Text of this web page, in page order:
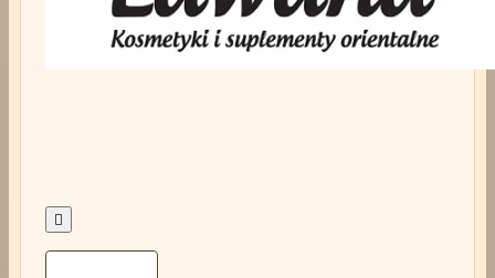
